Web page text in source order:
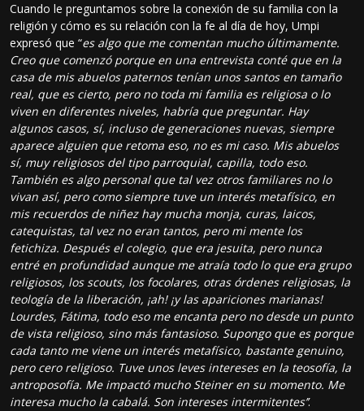
Cuando le preguntamos sobre la conexión de su familia con la
religión y cómo es su relación con la fe al día de hoy, Umpi
expresó que “es algo que me comentan mucho últimamente.
Creo que comenzó porque en una entrevista conté que en la
casa de mis abuelos paternos tenían unos santos en tamaño
real, que es cierto, pero no toda mi familia es religiosa o lo
viven en diferentes niveles, habría que preguntar. Hay
algunos casos, sí, incluso de generaciones nuevas, siempre
aparece alguien que retoma eso, no es mi caso. Mis abuelos
sí, muy religiosos del tipo parroquial, capilla, todo eso.
También es algo personal que tal vez otros familiares no lo
vivan así, pero como siempre tuve un interés metafísico, en
mis recuerdos de niñez hay mucha monja, curas, laicos,
catequistas, tal vez no eran tantos, pero mi mente los
fetichiza. Después el colegio, que era jesuita, pero nunca
entré en profundidad aunque me atraía todo lo que era grupo
religiosos, los scouts, los focolares, otras órdenes religiosas, la
teología de la liberación, ¡ah! ¡y las apariciones marianas!
Lourdes, Fátima, todo eso me encanta pero no desde un punto
de vista religioso, sino más fantasioso. Supongo que es porque
cada tanto me viene un interés metafísico, bastante genuino,
pero cero religioso. Tuve unos leves intereses en la teosofía, la
antroposofía. Me impactó mucho Steiner en su momento. Me
interesa mucho la cabalá. Son intereses intermitentes’’.